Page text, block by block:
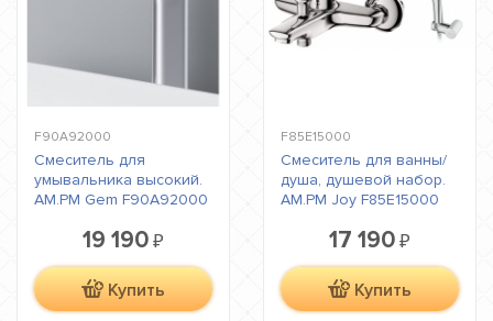
F90A92000
Смеситель для
умывальника высокий.
AM.PM Gem F90A92000
19 190 ₽
Купить
F85E15000
Смеситель для ванны/
душа, душевой набор.
AM.PM Joy F85E15000
17 190 ₽
Купить